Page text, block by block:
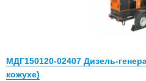
МДГ150120-02407 Дизель-
кожухе)